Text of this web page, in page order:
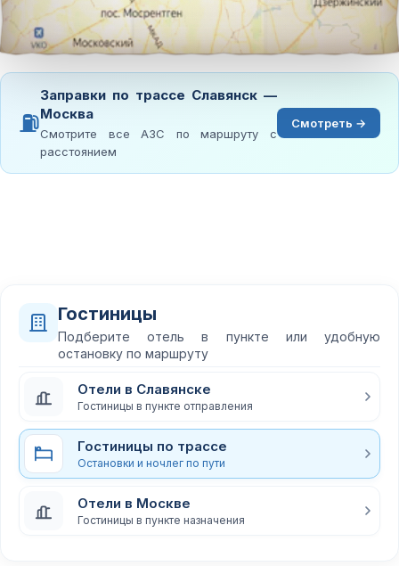
⛽
Заправки по трассе Славянск —
Москва
Смотрите все АЗС по маршруту с
расстоянием
Смотреть →
Гостиницы
Подберите отель в пункте или удобную
остановку по маршруту
Отели в Славянске
Гостиницы в пункте отправления
Гостиницы по трассе
Остановки и ночлег по пути
Отели в Москве
Гостиницы в пункте назначения